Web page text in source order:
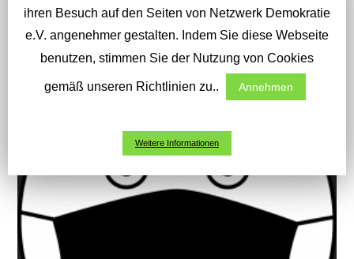
nihren Besuch auf den Seiten von Netzwerk Demokratie
e.V. angenehmer gestalten. Indem Sie diese Webseite
benutzen, stimmen Sie der Nutzung von Cookies
gemäß unseren Richtlinien zu.. Annehmen
Weitere Informationen